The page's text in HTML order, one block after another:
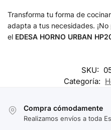
Transforma tu forma de
adapta a tus necesidades.
el EDESA HORNO URBAN
SKU:
Categoría:
Compra cómodamente
Realizamos envíos a toda